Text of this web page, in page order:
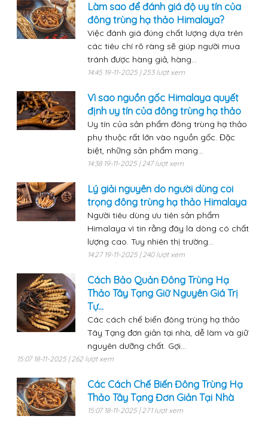
Làm sao để đánh giá độ uy tín của
đông trùng hạ thảo Himalaya?
Việc đánh giá đúng chất lượng dựa trên
các tiêu chí rõ ràng sẽ giúp người mua
tránh được hàng giả, hàng...
14:45 19-11-2025 | 253 lượt xem
Vì sao nguồn gốc Himalaya quyết
định uy tín của đông trùng hạ thảo
Uy tín của sản phẩm đông trùng hạ thảo
phụ thuộc rất lớn vào nguồn gốc. Đặc
biệt, những sản phẩm mang...
14:38 19-11-2025 | 247 lượt xem
Lý giải nguyên do người dùng coi
trọng đông trùng hạ thảo Himalaya
Người tiêu dùng ưu tiên sản phẩm
Himalaya vì tin rằng đây là dòng có chất
lượng cao. Tuy nhiên thị trường...
14:27 19-11-2025 | 240 lượt xem
Cách Bảo Quản Đông Trùng Hạ
Thảo Tây Tạng Giữ Nguyên Giá Trị
Tự...
Các cách chế biến đông trùng hạ thảo
Tây Tạng đơn giản tại nhà, dễ làm và giữ
nguyên dưỡng chất. Gợi...
15:07 18-11-2025 | 262 lượt xem
Các Cách Chế Biến Đông Trùng Hạ
Thảo Tây Tạng Đơn Giản Tại Nhà
15:07 18-11-2025 | 271 lượt xem